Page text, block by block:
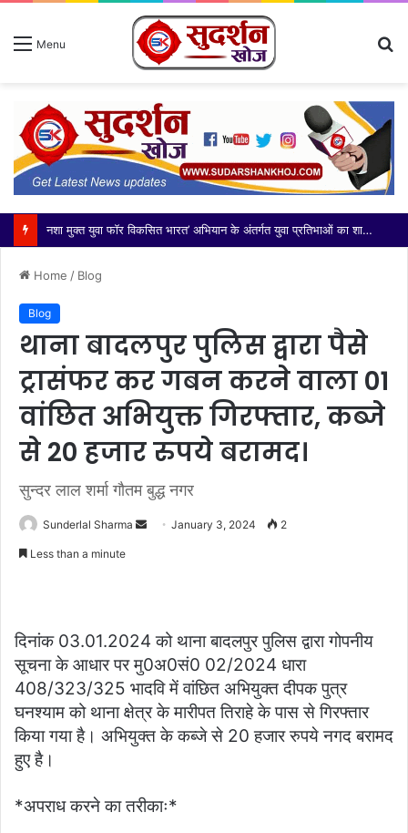
Menu
Home / Blog
Blog
थाना बादलपुर पुलिस द्वारा पैसे
ट्रासंफर कर गबन करने वाला 01
वांछित अभियुक्त गिरफ्तार, कब्जे
से 20 हजार रुपये बरामद।
सुन्दर लाल शर्मा गौतम बुद्ध नगर
Sunderlal Sharma
SendJanuary 3, 2024 2
Less than a minute
दिनांक 03.01.2024 को थाना बादलपुर पुलिस द्वारा गोपनीय
सूचना के आधार पर मु0अ0सं0 02/2024 धारा
408/323/325 भादवि में वांछित अभियुक्त दीपक पुत्र
घनश्याम को थाना क्षेत्र के मारीपत तिराहे के पास से गिरफ्तार
किया गया है। अभियुक्त के कब्जे से 20 हजार रुपये नगद बरामद
हुए है।
*अपराध करने का तरीकाः*